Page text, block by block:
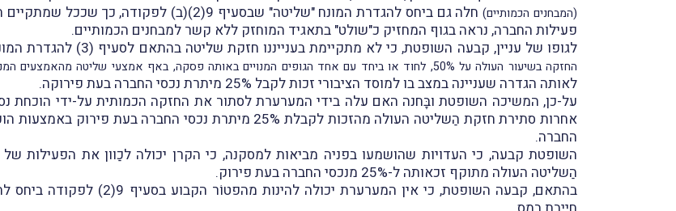
(המבחנים הכמותיים)
חלה גם ביחס להגדרת המונח "שליטה" שבסעיף
פעילות החברה, נראה בגוף המחזיק כ"שולט" בתאגיד המוחזק ללא קשר למבחנים הכמותיים.
לגופו של עניין, קבעה השופטת, כי לא מתקיימת בענייננו חזקת שליטה בהתאם לסעיף (3) להגדרת המונח "שליטה" שבסעיף 9(2)(ב) לפקודה
החזקה בשיעור העולה על 50%, לחוד או ביחד עם אחד הגופים המנויים באותה פסקה, באף אמצעי שליטה מהאמצעים המנויים בהגדרה
לאותה הגדרה שעניינה במצב בו למוסד הציבורי זכות לקבל 25% מיתרת נכסי החברה בעת פירוקה.
על-כן, המשיכה השופטת ובָּחנה האם עלה בידי המערערת לסתור את החזקה הכמותית על-ידי הוכחת
אחרות סתירת חזקת הַשליטה העולה מהזכות לקבלת 25% מיתרת
החברה.
השופטת קבעה, כי העדויות שהושמעו בפניה מביאות למסקנה, כי הקרן יכולה לכַוון את
הַשליטה העולה מתוקף זכאותה ל-25% מנכסי החברה בעת פירוק.
בהתאם, קבעה השופטת, כי אין